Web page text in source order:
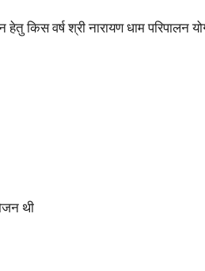
किस वर्ष श्री नारायण धाम परिपालन
थी